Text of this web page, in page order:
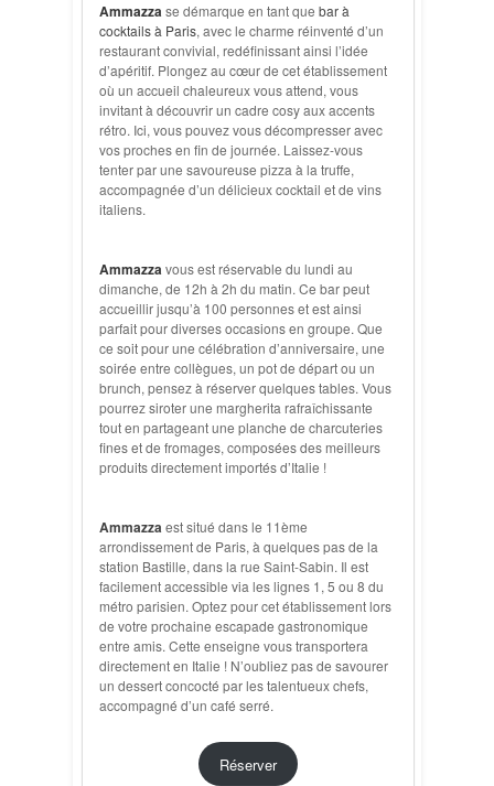
Ammazzase démarque en tant que bar à
cocktails à Paris, avec le charme réinventé d’un
restaurant convivial, redéfinissant ainsi l’idée
d’apéritif. Plongez au cœur de cet établissement
où un accueil chaleureux vous attend, vous
invitant à découvrir un cadre cosy aux accents
rétro. Ici, vous pouvez vous décompresser avec
vos proches en fin de journée. Laissez-vous
tenter par une savoureuse pizza à la truffe,
accompagnée d’un délicieux cocktail et de vins
italiens.
Ammazzavous est réservable du lundi au
dimanche, de 12h à 2h du matin. Ce bar peut
accueillir jusqu’à 100 personnes et est ainsi
parfait pour diverses occasions en groupe. Que
ce soit pour une célébration d’anniversaire, une
soirée entre collègues, un pot de départ ou un
brunch, pensez à réserver quelques tables. Vous
pourrez siroter une margherita rafraîchissante
tout en partageant une planche de charcuteries
fines et de fromages, composées des meilleurs
produits directement importés d’Italie !
Ammazzaest situé dans le 11ème
arrondissement de Paris, à quelques pas de la
station Bastille, dans la rue Saint-Sabin. Il est
facilement accessible via les lignes 1, 5 ou 8 du
métro parisien. Optez pour cet établissement lors
de votre prochaine escapade gastronomique
entre amis. Cette enseigne vous transportera
directement en Italie ! N’oubliez pas de savourer
un dessert concocté par les talentueux chefs,
accompagné d’un café serré.
Réserver